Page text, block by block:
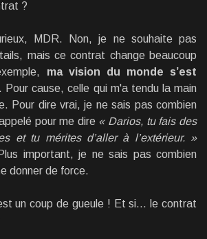
?
MDR. Non, je ne souhaite pas
mais ce contrat change beaucoup
ma vision du monde s’est
. Pour cause, celle qui m'a tendu la main
Pour dire vrai, je ne sais pas combien
pour me dire « Darios, tu fais des
et tu mérites d’aller à l’extérieur. »
important, je ne sais pas combien
donner de force.
un coup de gueule ! Et si… le contrat